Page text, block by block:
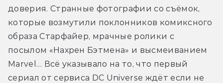
доверия. Странные фотографии со съёмок,
которые возмутили поклонников комиксного
образа Старфайер, мрачные ролики с
посылом «Нахрен Бэтмена» и высмеиванием
Marvel… Всё указывало на то, что первый
сериал от сервиса DC Universe ждёт если не